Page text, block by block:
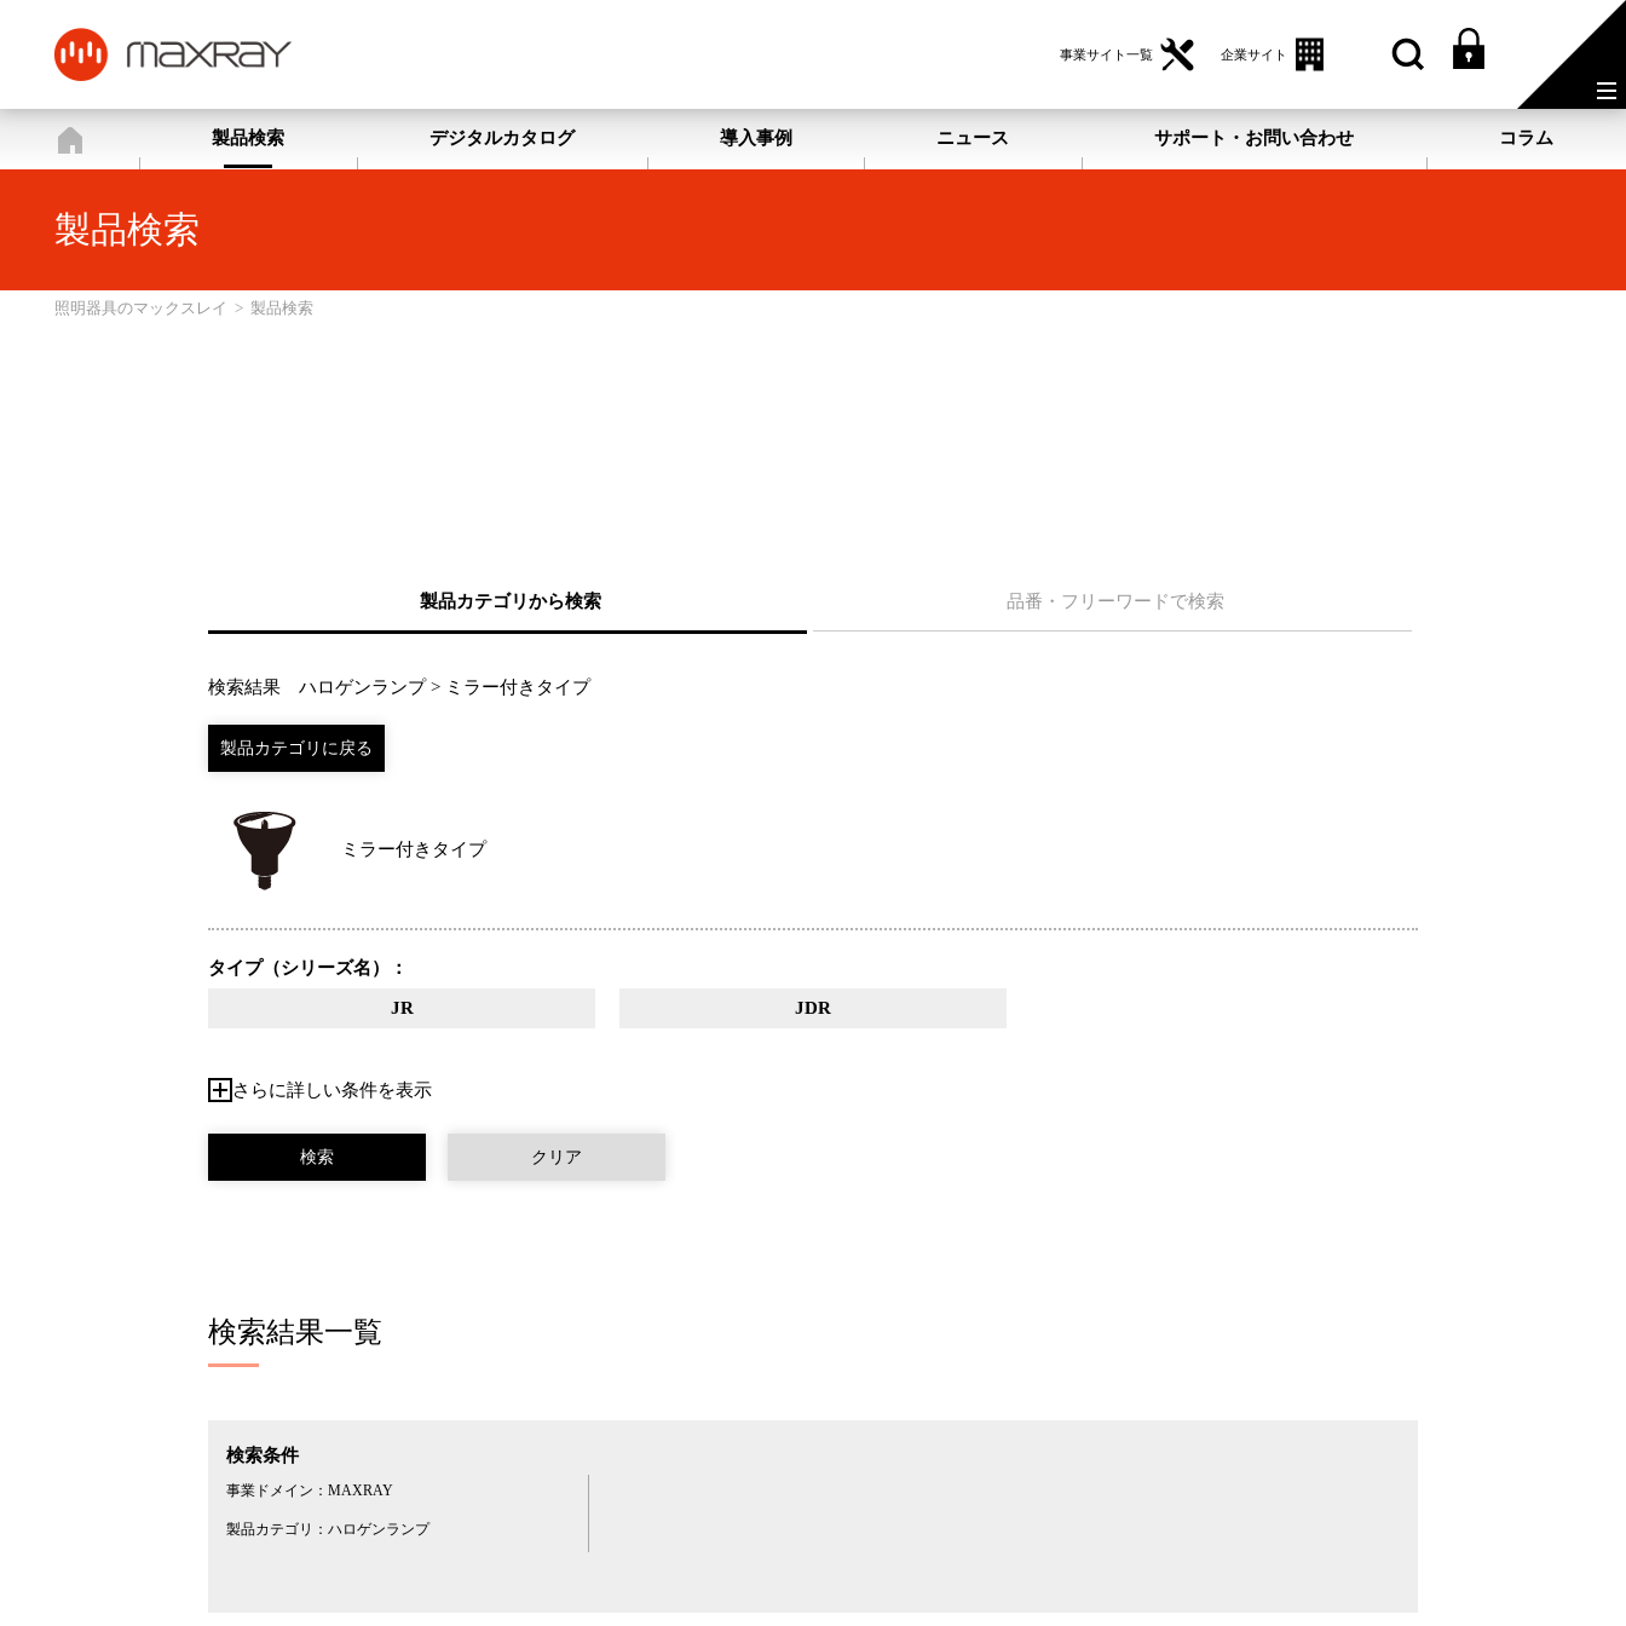
事業サイト一覧 企業サイト
照明器具のマックスレイ
製品検索 デジタルカタログ 導入事例 ニュース サポート・お問い合わせ コラム
製品検索
照明器具のマックスレイ > 製品検索
製品カテゴリから検索 品番・フリーワードで検索
検索結果 ハロゲンランプ > ミラー付きタイプ
ミラー付きタイプ
タイプ（シリーズ名）：
JR JDR
さらに詳しい条件を表示
検索結果一覧
検索条件
事業ドメイン： MAXRAY
製品カテゴリ： ハロゲンランプ